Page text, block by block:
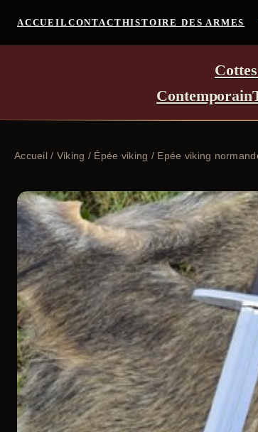
ACCUEIL CONTACTHISTOIRE DES ARMES
Contemporain
Accueil/ Viking / Épée viking / Epée viking